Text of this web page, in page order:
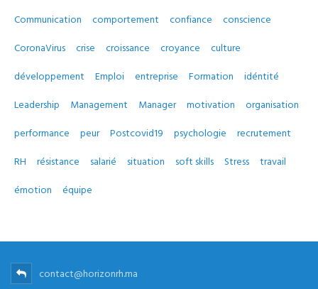
Communication
comportement confiance
conscience
CoronaVirus
crise croissance croyance
culture
développement
Emploi entreprise Formation
idéntité
Leadership
Management Manager motivation
organisation
performance
peur Postcovid19 psychologie
recrutement
RH
résistance salarié situation soft skills Stress
travail
émotion
équipe
contact@horizonrh.ma